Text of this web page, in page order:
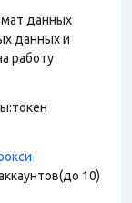
данных
данных и
работу
10)